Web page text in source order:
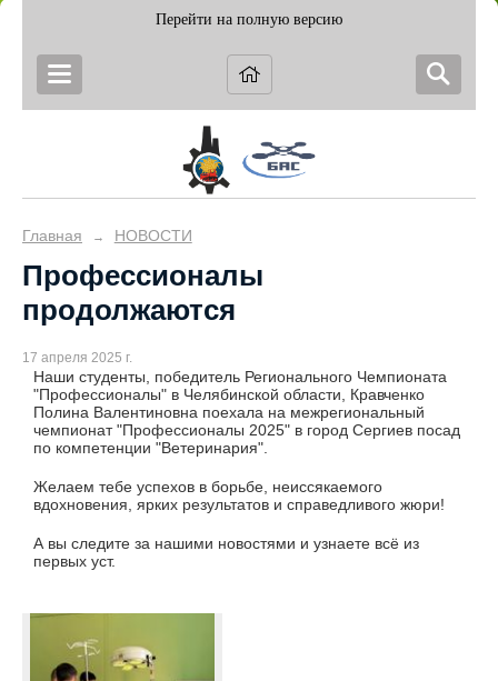
Перейти на полную версию
Главная → НОВОСТИ
Профессионалы
продолжаются
17 апреля 2025 г.
Наши студенты, победитель Регионального Чемпионата
"Профессионалы" в Челябинской области, Кравченко
Полина Валентиновна поехала на межрегиональный
чемпионат "Профессионалы 2025" в город Сергиев посад
по компетенции "Ветеринария".
Желаем тебе успехов в борьбе, неиссякаемого
вдохновения, ярких результатов и справедливого жюри!
А вы следите за нашими новостями и узнаете всё из
первых уст.